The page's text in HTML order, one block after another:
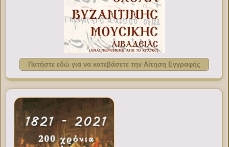
Πατήστε εδώ για να κατεβάσετε την Αίτηση Εγγραφής